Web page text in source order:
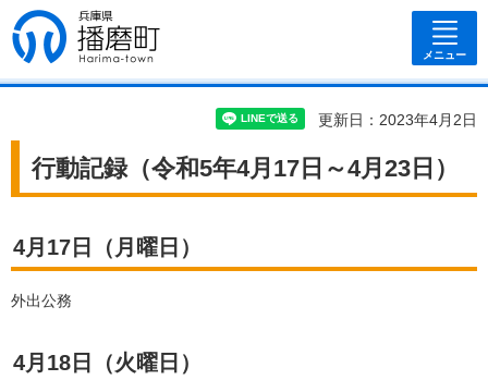
兵庫県 播磨
町
メニュー
更新日：2023年4月2日
行動記録（令和5年4月17日～4月23日）
4月17日（月曜日）
外出公務
4月18日（火曜日）